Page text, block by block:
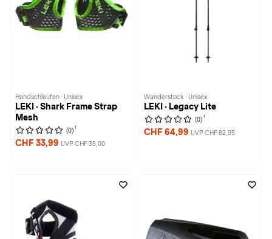
Handschlaufen · Unisex
LEKI · Shark Frame Strap
Mesh
(0) 1
CHF 33,99 UVP CHF 35,00
Wanderstock · Unisex
LEKI · Legacy Lite
(0) 1
CHF 64,99 UVP CHF 82,95